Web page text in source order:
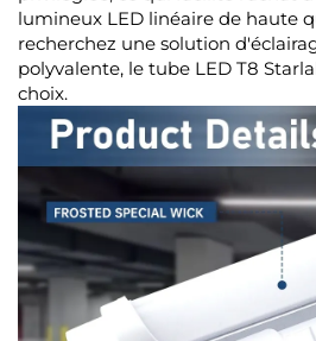
lumineux LED linéaire de haute
recherchez une solution
polyvalente, le tube LED T8
choix.